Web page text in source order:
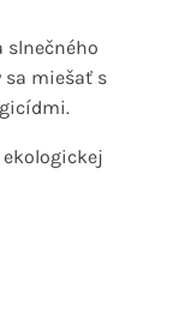
slnečného
sa miešať s